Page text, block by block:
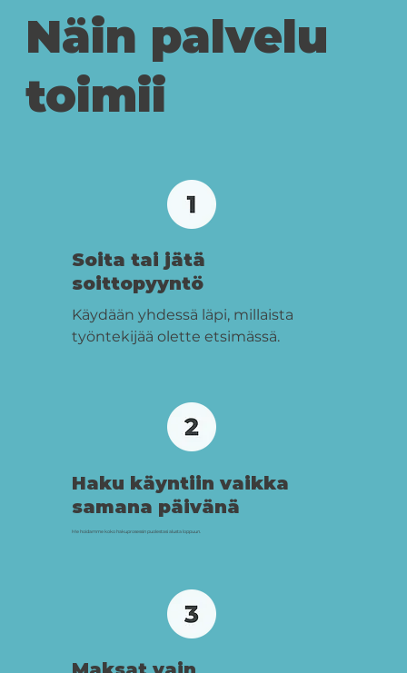
Näin palvelu
toimii
Soita tai jätä
soittopyyntö
Käydään yhdessä läpi, millaista
työntekijää olette etsimässä.
Haku käyntiin vaikka
samana päivänä
Me hoidamme koko hakuprosessin puolestasi alusta loppuun.